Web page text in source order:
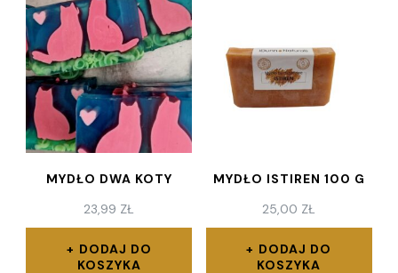
MYDŁO DWA KOTY
23,99 ZŁ
DODAJ DO
KOSZYKA
MYDŁO ISTIREN 100 G
25,00 ZŁ
DODAJ DO
KOSZYKA